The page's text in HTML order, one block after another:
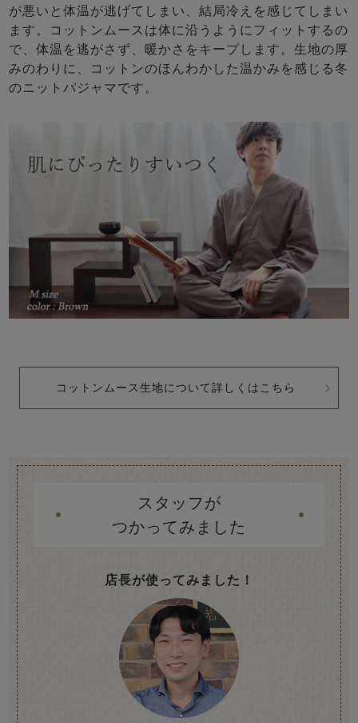
が悪いと体温が逃げてしまい、結局冷えを感じてしまい
ます。コットンムースは体に沿うようにフィットするの
で、体温を逃がさず、暖かさをキープします。生地の厚
みのわりに、コットンのほんわかした温かみを感じる冬
のニットパジャマです。
コットンムース生地について詳しくはこちら
スタッフが
つかってみました
店長が使ってみました！